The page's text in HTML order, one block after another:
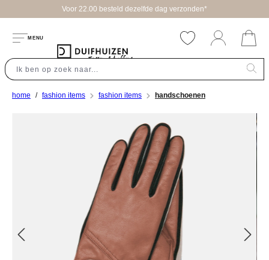
Voor 22.00 besteld dezelfde dag verzonden*
MENU
home fashion items fashion items handschoenen